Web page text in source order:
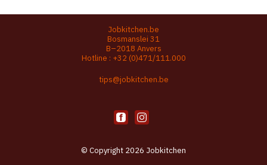
Jobkitchen.be
Bosmanslei 31
B–2018 Anvers
Hotline : +32 (0)471/111.000
tips@jobkitchen.be
© Copyright 2026 Jobkitchen